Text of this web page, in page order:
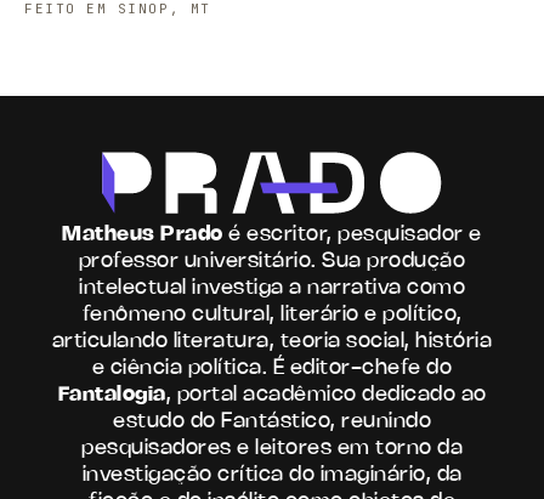
FEITO EM SINOP, MT
Matheus Prado é escritor, pesquisador e
professor universitário. Sua produção
intelectual investiga a narrativa como
fenômeno cultural, literário e político,
articulando literatura, teoria social, história
e ciência política. É editor-chefe do
Fantalogia, portal acadêmico dedicado ao
estudo do Fantástico, reunindo
pesquisadores e leitores em torno da
investigação crítica do imaginário, da